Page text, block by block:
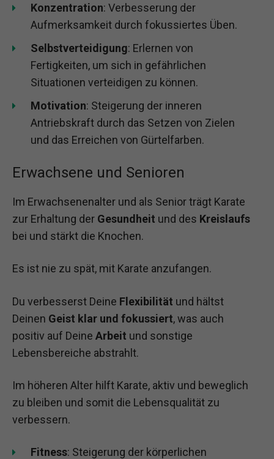
Konzentration: Verbesserung der
Aufmerksamkeit durch fokussiertes Üben.
Selbstverteidigung: Erlernen von
Fertigkeiten, um sich in gefährlichen
Situationen verteidigen zu können.
Motivation: Steigerung der inneren
Antriebskraft durch das Setzen von Zielen
und das Erreichen von Gürtelfarben.
Erwachsene und Senioren
Im Erwachsenenalter und als Senior trägt Karate
zur Erhaltung der Gesundheit und des Kreislaufs
bei und stärkt die Knochen.
Es ist nie zu spät, mit Karate anzufangen.
Du verbesserst Deine Flexibilität und hältst
Deinen Geist klar und fokussiert, was auch
positiv auf Deine Arbeit und sonstige
Lebensbereiche abstrahlt.
Im höheren Alter hilft Karate, aktiv und beweglich
zu bleiben und somit die Lebensqualität zu
verbessern.
Fitness: Steigerung der körperlichen